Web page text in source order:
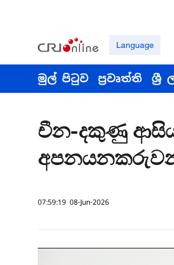
Language
මුල් පිටුව ප්‍රවෘත්ති ශ්‍රී
චීන-දකුණු
07:59:19 08-Jun-2026